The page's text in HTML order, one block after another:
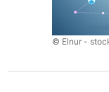
© Elnur -